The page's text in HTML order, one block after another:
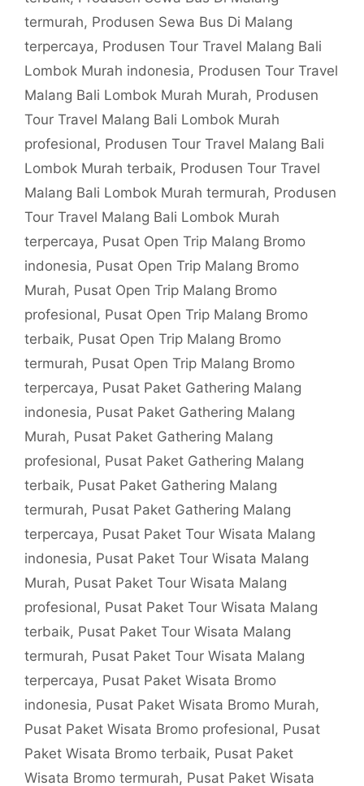
termurah, Produsen Sewa Bus Di Malang
terpercaya, Produsen Tour Travel Malang Bali
Lombok Murah indonesia, Produsen Tour Travel
Malang Bali Lombok Murah Murah, Produsen
Tour Travel Malang Bali Lombok Murah
profesional, Produsen Tour Travel Malang Bali
Lombok Murah terbaik, Produsen Tour Travel
Malang Bali Lombok Murah termurah, Produsen
Tour Travel Malang Bali Lombok Murah
terpercaya, Pusat Open Trip Malang Bromo
indonesia, Pusat Open Trip Malang Bromo
Murah, Pusat Open Trip Malang Bromo
profesional, Pusat Open Trip Malang Bromo
terbaik, Pusat Open Trip Malang Bromo
termurah, Pusat Open Trip Malang Bromo
terpercaya, Pusat Paket Gathering Malang
indonesia, Pusat Paket Gathering Malang
Murah, Pusat Paket Gathering Malang
profesional, Pusat Paket Gathering Malang
terbaik, Pusat Paket Gathering Malang
termurah, Pusat Paket Gathering Malang
terpercaya, Pusat Paket Tour Wisata Malang
indonesia, Pusat Paket Tour Wisata Malang
Murah, Pusat Paket Tour Wisata Malang
profesional, Pusat Paket Tour Wisata Malang
terbaik, Pusat Paket Tour Wisata Malang
termurah, Pusat Paket Tour Wisata Malang
terpercaya, Pusat Paket Wisata Bromo
indonesia, Pusat Paket Wisata Bromo Murah,
Pusat Paket Wisata Bromo profesional, Pusat
Paket Wisata Bromo terbaik, Pusat Paket
Wisata Bromo termurah, Pusat Paket Wisata